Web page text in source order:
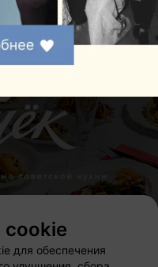
cookie
для обеспечения